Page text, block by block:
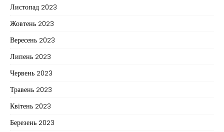
Листопад 2023
Жовтень 2023
Вересень 2023
Липень 2023
Червень 2023
Травень 2023
Квітень 2023
Березень 2023